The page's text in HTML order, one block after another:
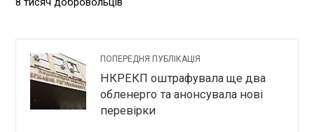
ПОПЕРЕДНЯ ПУБЛІКАЦІЯ
​НКРЕКП оштрафувала ще два
обленерго та анонсувала нові
перевірки